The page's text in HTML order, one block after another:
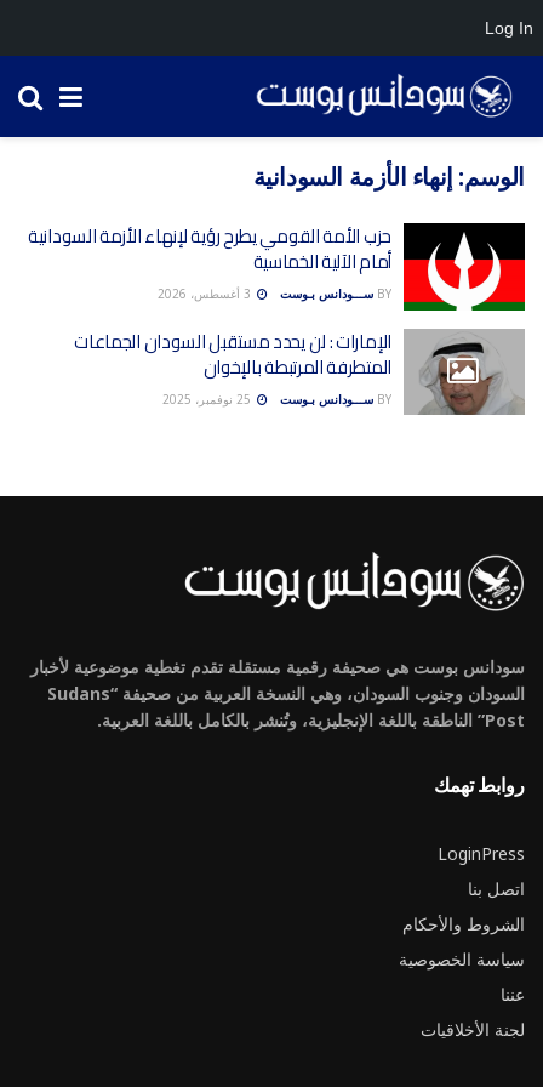
الوسم: إنهاء الأزمة السودانية
حزب الأمة القومي يطرح رؤية لإنهاء الأزمة السودانية
أمام الآلية الخماسية
BY ســـودانس بـوست
الإمارات : لن يحدد مستقبل السودان الجماعات
المتطرفة المرتبطة بالإخوان
BY ســـودانس بـوست
سودانس بوست هي صحيفة رقمية مستقلة تقدم تغطية موضوعية لأخبار
السودان وجنوب السودان، وهي النسخة العربية من صحيفة “Sudans
Post” الناطقة باللغة الإنجليزية، وتُنشر بالكامل باللغة العربية.
روابط تهمك
LoginPress
اتصل بنا
الشروط والأحكام
سياسة الخصوصية
عننا
لجنة الأخلاقيات
Log In